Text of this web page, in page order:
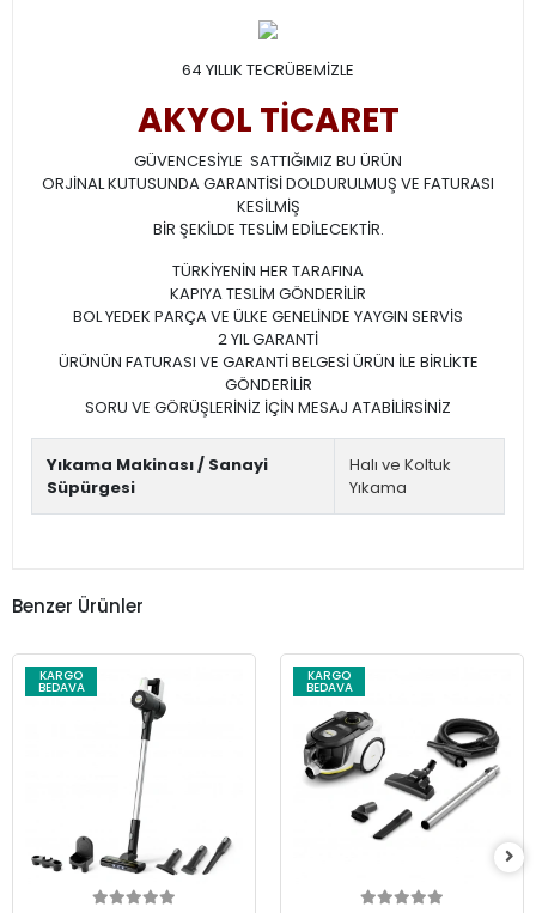
64 YILLIK TECRÜBEMİZLE
AKYOL TİCARET
GÜVENCESİYLE SATTIĞIMIZ BU ÜRÜN
ORJİNAL KUTUSUNDA GARANTİSİ DOLDURULMUŞ VE FATURASI
KESİLMİŞ
BİR ŞEKİLDE TESLİM EDİLECEKTİR.
TÜRKİYENİN HER TARAFINA
KAPIYA TESLİM GÖNDERİLİR
BOL YEDEK PARÇA VE ÜLKE GENELİNDE YAYGIN SERVİS
2 YIL GARANTİ
ÜRÜNÜN FATURASI VE GARANTİ BELGESİ ÜRÜN İLE BİRLİKTE
GÖNDERİLİR
SORU VE GÖRÜŞLERİNİZ İÇİN MESAJ ATABİLİRSİNİZ
Yıkama Makinası / Sanayi
Süpürgesi
Halı ve Koltuk
Yıkama
Benzer Ürünler
KARGO
BEDAVA
KARGO
BEDAVA